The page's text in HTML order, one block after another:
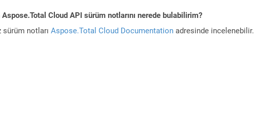
Cloud API sürüm notlarını nerede bulabilirim?
sürüm notları Aspose.Total Cloud Documentation adresinde incelenebilir.